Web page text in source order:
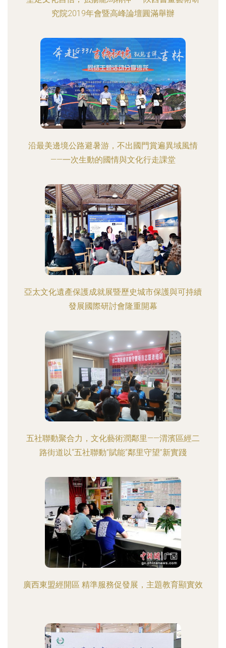
究院2019年會暨高峰論壇圓滿舉辦
沿最美邊境公路避暑游，不出國門賞遍異域風情
——一次生動的國情與文化行走課堂
亞太文化遺產保護成就展暨歷史城市保護與可持續
發展國際研討會隆重開幕
五社聯動聚合力，文化藝術潤鄰里——渭濱區經二
路街道以“五社聯動”賦能“鄰里守望”新實踐
廣西東盟經開區 精準服務促發展，主題教育顯實效